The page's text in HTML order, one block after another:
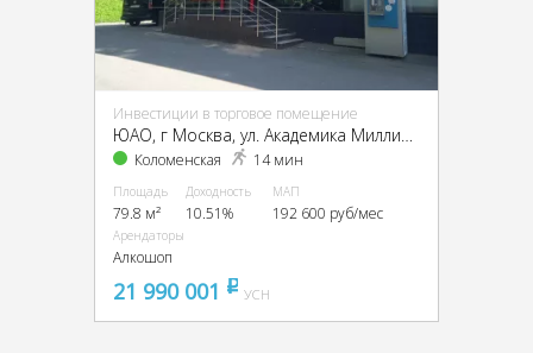
Инвестиции в торговое помещение
ЮАО, г Москва, ул. Академика Миллионщикова, д. 19
Коломенская 14 мин
Площадь
79.8 м²
Доходность
10.51%
МАП
192 600 руб/мес
Арендаторы
Алкошоп
21 990 001 pуб
УСН